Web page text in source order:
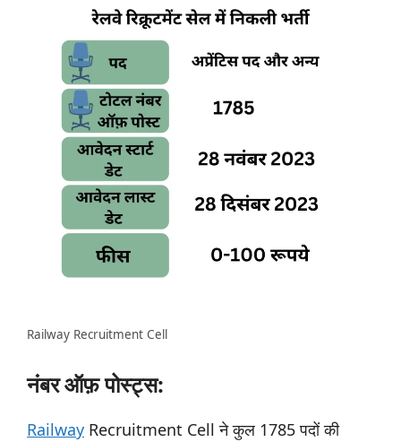
Railway Recruitment Cell
नंबर ऑफ़ पोस्ट्स:
Railway Recruitment Cell ने कुल 1785 पदों की